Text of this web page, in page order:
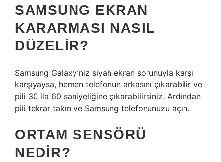
SAMSUNG EKRAN
KARARMASI NASIL
DÜZELIR?
Samsung Galaxy’niz siyah ekran sorunuyla karşı
karşıyaysa, hemen telefonun arkasını çıkarabilir ve
pili 30 ila 60 saniyeliğine çıkarabilirsiniz. Ardından
pili tekrar takın ve Samsung telefonunuzu açın.
ORTAM SENSÖRÜ
NEDIR?